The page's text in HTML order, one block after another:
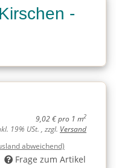
-
9,02 € pro 1 m2
19% USt. , zzgl. Versand
abweichend)
Frage zum Artikel